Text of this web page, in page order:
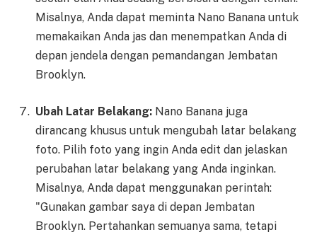
Misalnya, Anda dapat meminta Nano Banana untuk
memakaikan Anda jas dan menempatkan Anda di
depan jendela dengan pemandangan Jembatan
Brooklyn.
Ubah Latar Belakang: Nano Banana juga
dirancang khusus untuk mengubah latar belakang
foto. Pilih foto yang ingin Anda edit dan jelaskan
perubahan latar belakang yang Anda inginkan.
Misalnya, Anda dapat menggunakan perintah:
"Gunakan gambar saya di depan Jembatan
Brooklyn. Pertahankan semuanya sama, tetapi